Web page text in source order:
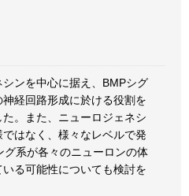
ンを中心に据え、BMPシグ
経回路形成に於ける役割を
。また、ニューロジェネシ
はなく、様々なレベルで発
系が各々のニューロンの体
る可能性についても検討を